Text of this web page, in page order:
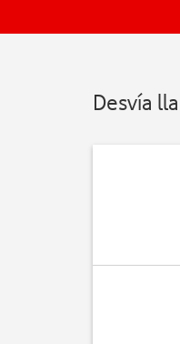
Desvía